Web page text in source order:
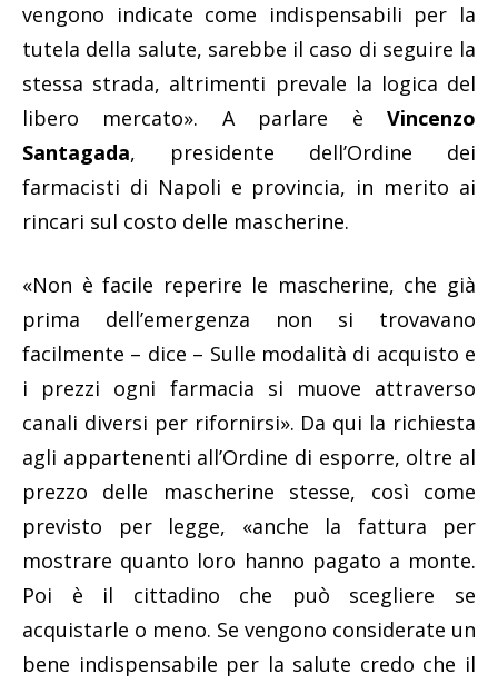
vengono indicate come indispensabili per la
tutela della salute, sarebbe il caso di seguire la
stessa strada, altrimenti prevale la logica del
libero mercato». A parlare è Vincenzo
Santagada, presidente dell’Ordine dei
farmacisti di Napoli e provincia, in merito ai
rincari sul costo delle mascherine.
«Non è facile reperire le mascherine, che già
prima dell’emergenza non si trovavano
facilmente – dice – Sulle modalità di acquisto e
i prezzi ogni farmacia si muove attraverso
canali diversi per rifornirsi». Da qui la richiesta
agli appartenenti all’Ordine di esporre, oltre al
prezzo delle mascherine stesse, così come
previsto per legge, «anche la fattura per
mostrare quanto loro hanno pagato a monte.
Poi è il cittadino che può scegliere se
acquistarle o meno. Se vengono considerate un
bene indispensabile per la salute credo che il